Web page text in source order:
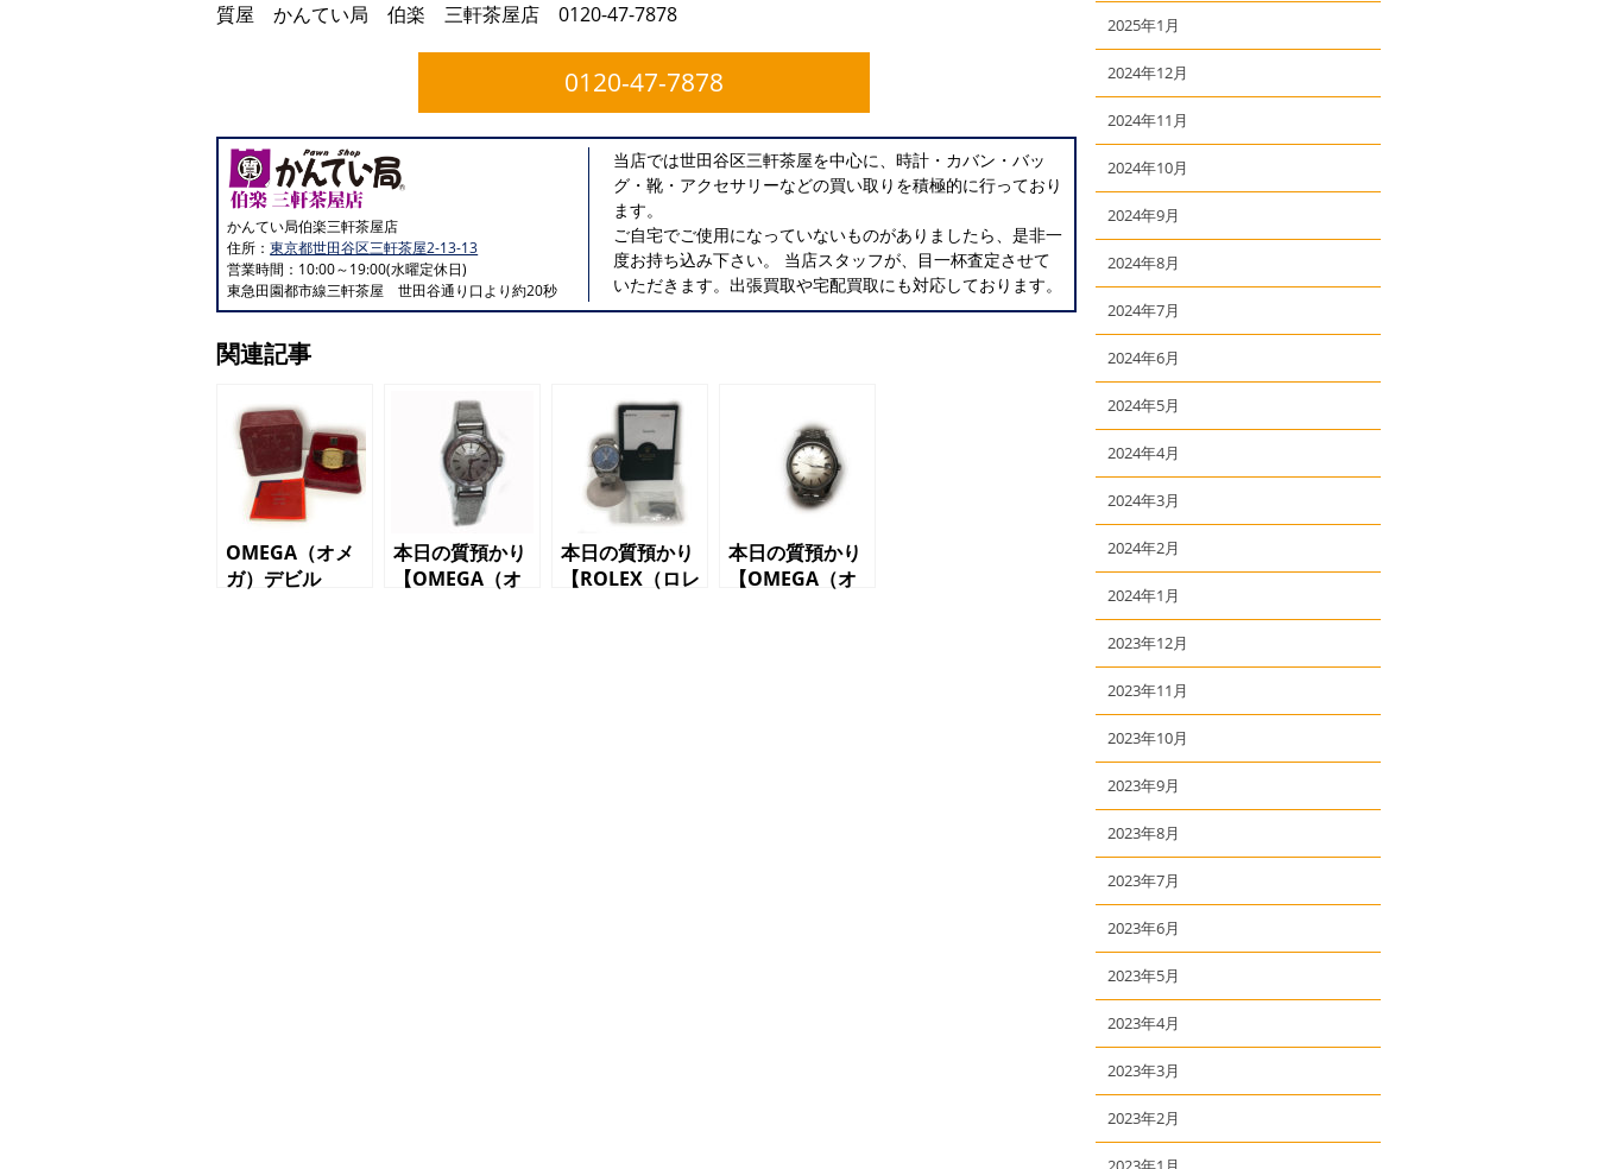
質屋 かんてい局 伯楽 三軒茶屋店 0120-47-7878
0120-47-7878
かんてい局伯楽三軒茶屋店
住所：東京都世田谷区三軒茶屋2-13-13
営業時間：10:00～19:00(水曜定休日)
東急田園都市線三軒茶屋 世田谷通り口より約20秒
当店では世田谷区三軒茶屋を中心に、時計・カバン・バッ
グ・靴・アクセサリーなどの買い取りを積極的に行っており
ます。
ご自宅でご使用になっていないものがありましたら、是非一
度お持ち込み下さい。 当店スタッフが、目一杯査定させて
いただきます。出張買取や宅配買取にも対応しております。
関連記事
OMEGA（オメ
ガ）デビル
本日の質預かり
【OMEGA（オ
本日の質預かり
【ROLEX（ロレ
本日の質預かり
【OMEGA（オ
2025年1月
2024年12月
2024年11月
2024年10月
2024年9月
2024年8月
2024年7月
2024年6月
2024年5月
2024年4月
2024年3月
2024年2月
2024年1月
2023年12月
2023年11月
2023年10月
2023年9月
2023年8月
2023年7月
2023年6月
2023年5月
2023年4月
2023年3月
2023年2月